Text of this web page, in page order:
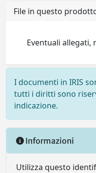
File in questo
Eventuali allegati,
I documenti in IRIS
tutti i diritti sono
indicazione.
Informazioni
Utilizza questo